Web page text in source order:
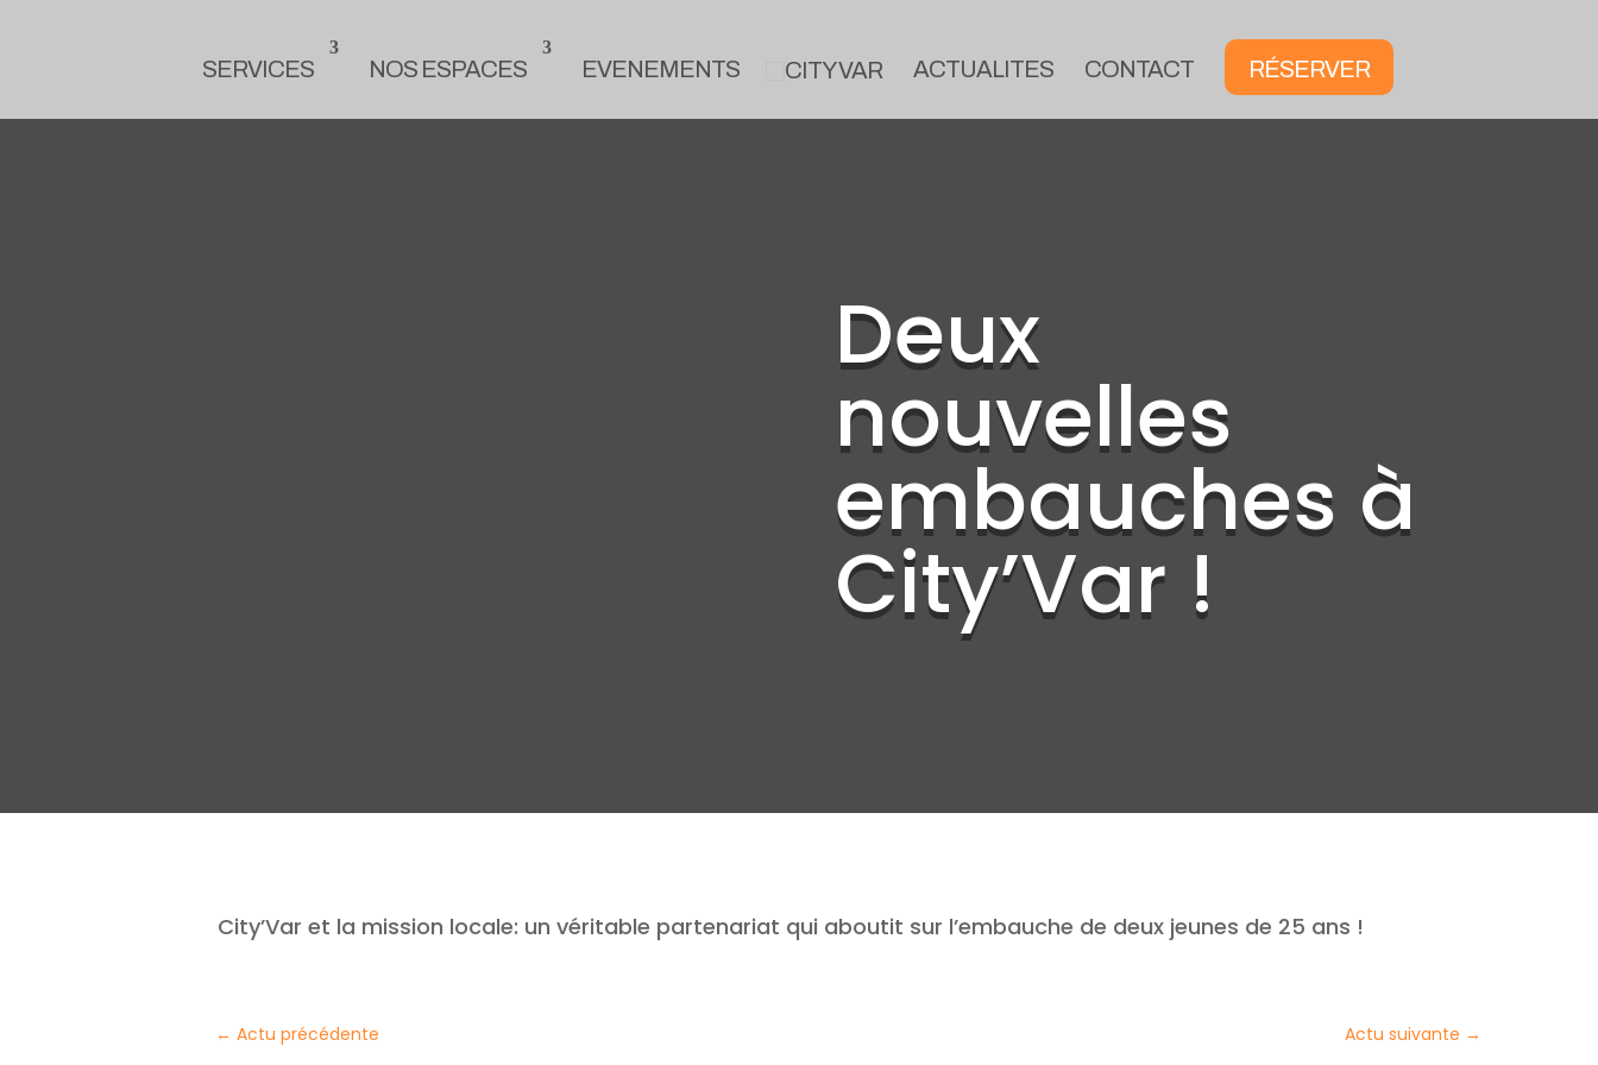
SERVICES NOS ESPACES EVENEMENTS ACTUALITES CONTACT RÉSERVER
Deux
nouvelles
embauches à
City’Var !
City’Var et la mission locale: un véritable partenariat qui aboutit sur l’embauche de deux jeunes de 25 ans !
← Actu précédente Actu suivante →